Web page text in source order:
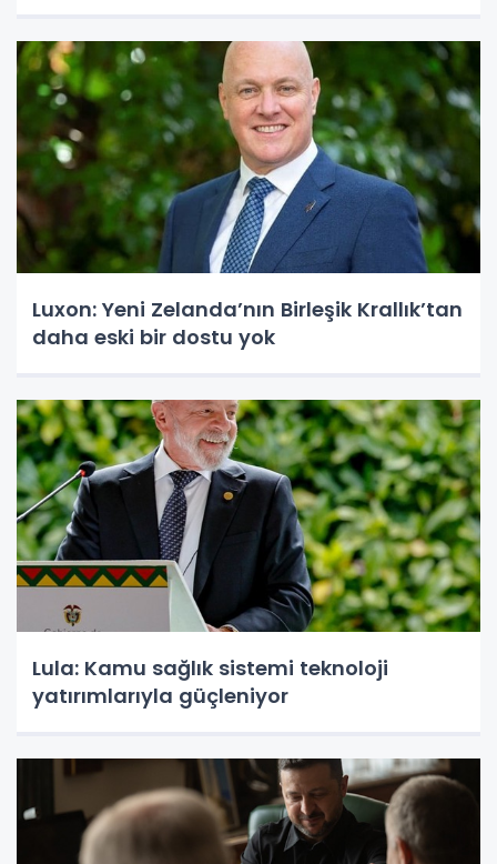
Luxon: Yeni Zelanda’nın Birleşik Krallık’tan
daha eski bir dostu yok
Lula: Kamu sağlık sistemi teknoloji
yatırımlarıyla güçleniyor